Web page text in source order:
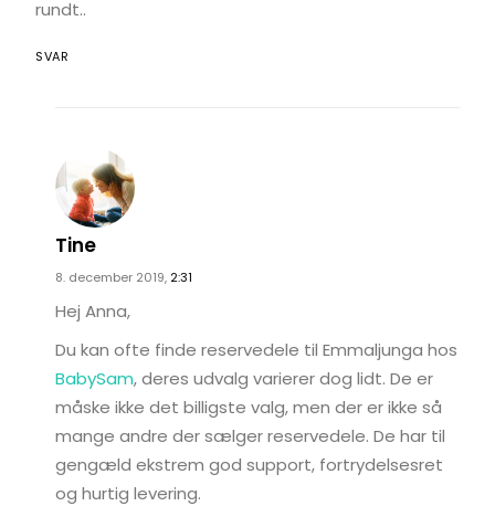
rundt..
SVAR
Tine
8. december 2019, 2:31
Hej Anna,
Du kan ofte finde reservedele til Emmaljunga hos
BabySam, deres udvalg varierer dog lidt. De er
måske ikke det billigste valg, men der er ikke så
mange andre der sælger reservedele. De har til
gengæld ekstrem god support, fortrydelsesret
og hurtig levering.